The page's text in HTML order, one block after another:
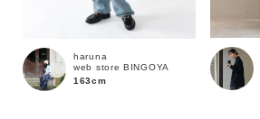
キーワード
haruna
web store BINGOYA
163cm